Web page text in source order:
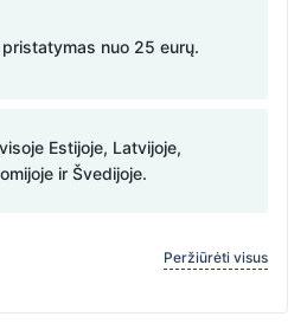
nuo 25 eurų.
Estijoje, Latvijoje,
ir Švedijoje.
Peržiūrėti visus